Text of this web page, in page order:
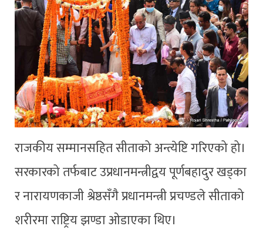
राजकीय सम्मानसहित सीताको अन्त्येष्टि गरिएको हो।
सरकारको तर्फबाट उप्रधानमन्त्रीद्वय पूर्णबहादुर खड्का
र नारायणकाजी श्रेष्ठसँगै प्रधानमन्त्री प्रचण्डले सीताको
शरीरमा राष्ट्रिय झण्डा ओडाएका थिए।